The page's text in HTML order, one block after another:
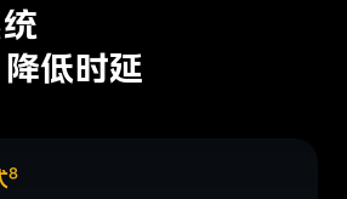
低时延
8